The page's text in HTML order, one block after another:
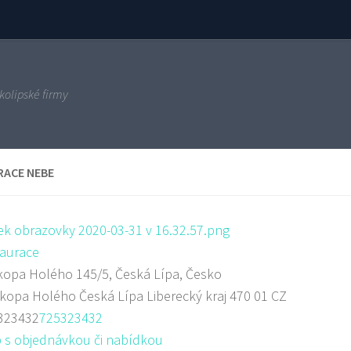
firmy
NEBE
Holého 145/5, Česká Lípa, Česko
Holého Česká Lípa Liberecký kraj 470 01 CZ
725323432
s objednávkou či nabídkou